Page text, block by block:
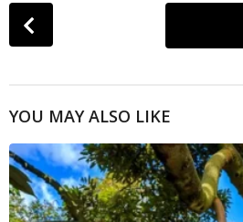
P
o
P
g
i
n
YOU MAY ALSO LIKE